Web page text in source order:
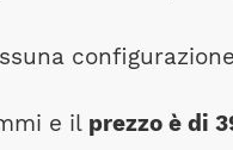
e il prezzo è di